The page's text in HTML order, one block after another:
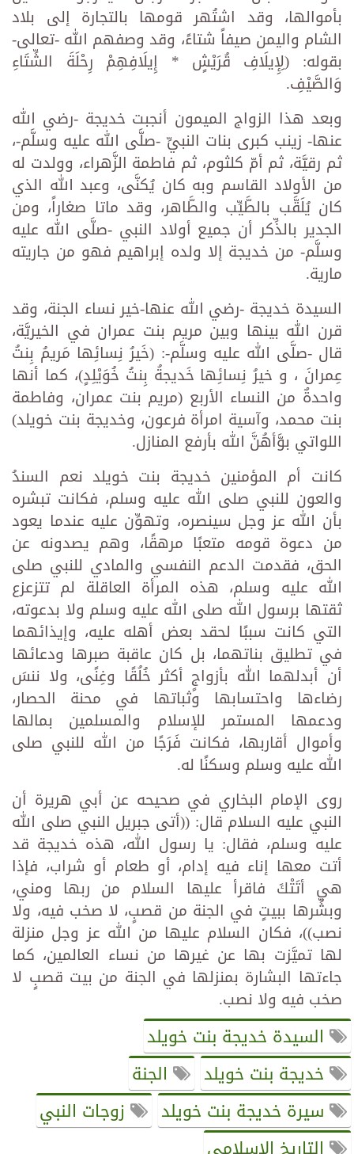
بأموالها، وقد اشتُهر قومها بالتجارة إلى بلاد
الشام واليمن صيفاً شتاءً، وقد وصفهم الله -تعالى-
بقوله: (لِإِيلَافِ قُرَيْشٍ * إِيلَافِهِمْ رِحْلَةَ الشِّتَاءِ
وَالصَّيْفِ.
وبعد هذا الزواج الميمون أنجبت خديجة -رضي الله
عنها- زينب كبرى بنات النبيِّ -صلَّى الله عليه وسلَّم-،
ثم رقيَّة، ثم أمّ كلثوم، ثم فاطمة الزَّهراء، وولدت له
من الأولاد القاسم وبه كان يُكنَّى، وعبد الله الذي
كان يُلَقَّب بالطَّيِّب والطَّاهر، وقد ماتا صغاراً، ومن
الجدير بالذِّكر أن جميع أولاد النبي -صلَّى الله عليه
وسلَّم- من خديجة إلا ولده إبراهيم فهو من جاريته
مارية.
السيدة خديجة -رضي الله عنها-خير نساء الجنة، وقد
قرن الله بينها وبين مريم بنت عمران في الخيريَّة،
قال -صلَّى الله عليه وسلَّم-: (خَيرُ نِسائِها مَريمُ بِنتُ
عِمرانَ ، و خيرُ نِسائِها خَديجةُ بِنتُ خُوَيْلِدٍ)، كما أنها
واحدةٌ من النساء الأربع (مريم بنت عمران، وفاطمة
بنت محمد، وآسية امرأة فرعون، وخديجة بنت خويلد)
اللواتي بوَّأهُنَّ الله بأرفع المنازل.
كانت أم المؤمنين خديجة بنت خويلد نعم السندُ
والعون للنبي صلى الله عليه وسلم، فكانت تبشره
بأن الله عز وجل سينصره، وتهوِّن عليه عندما يعود
من دعوة قومه متعبًا مرهقًا، وهم يصدونه عن
الحق، فقدمت الدعم النفسي والمادي للنبي صلى
الله عليه وسلم، هذه المرأة العاقلة لم تتزعزع
ثقتها برسول الله صلى الله عليه وسلم ولا بدعوته،
التي كانت سببًا لحقد بعض أهله عليه، وإيذائهما
في تطليق بناتهما، بل كان عاقبة صبرها ودعائها
أن أبدلهما الله بأزواجٍ أكثر خُلُقًا وغِنًى، ولا ننسَ
رضاءها واحتسابها وثباتها في محنة الحصار،
ودعمها المستمر للإسلام والمسلمين بمالها
وأموال أقاربها، فكانت فَرَجًا من الله للنبي صلى
الله عليه وسلم وسكنًا له.
روى الإمام البخاري في صحيحه عن أبي هريرة أن
النبي عليه السلام قال: ((أتى جبريل النبي صلى الله
عليه وسلم، فقال: يا رسول الله، هذه خديجة قد
أتت معها إناء فيه إدام، أو طعام أو شراب، فإذا
هي أتَتْكَ فاقرأ عليها السلام من ربها ومني،
وبشِّرها ببيتٍ في الجنة من قصبٍ، لا صخب فيه، ولا
نصب))، فكان السلام عليها من الله عز وجل منزلة
لها تميَّزت بها عن غيرها من نساء العالمين، كما
جاءتها البشارة بمنزلها في الجنة من بيت قصبٍ لا
صخب فيه ولا نصب.
السيدة خديجة بنت خويلد
خديجة بنت خويلد
الجنة
سيرة خديجة بنت خويلد
زوجات النبي